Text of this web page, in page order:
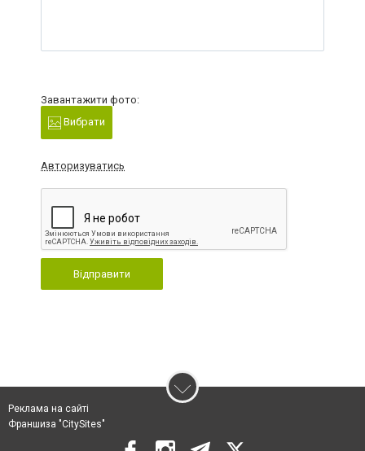
Завантажити фото:
Вибрати
Авторизуватись
Відправити
Реклама на сайті
Франшиза "CitySites"